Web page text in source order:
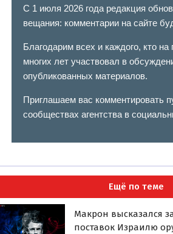
С 1 июля 2026 года редакция
вещания: комментарии на сайте
Благодарим всех и каждого, кто на
многих лет участвовал в
опубликованных материалов.
Приглашаем вас комментировать
сообществах агентства в
Ещё по теме
Макрон высказался
поставок Израилю